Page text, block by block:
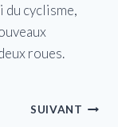
du cyclisme,
roues.
SUIVANT